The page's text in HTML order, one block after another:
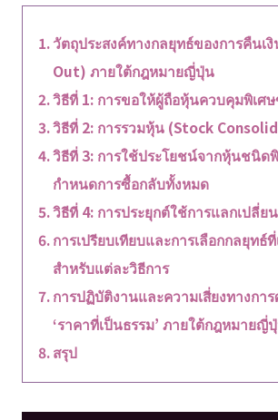
วัตถุประสงค์ทางกลยุทธ์ของการคืนเ
Out) ภายใต้กฎหมายญี่ปุ่น
วิธีที่ 1: การขอให้ผู้ถือหุ้นควบคุมพิเศ
วิธีที่ 2: การรวมหุ้น (Stock
วิธีที่ 3: การใช้ประโยชน์จากหุ้นชนิด
กำหนดการซื้อกลับทั้งหมด
วิธีที่ 4: การประยุกต์ใช้การแลกเปลี่ย
การเปรียบเทียบและการเลือกกลยุทธ์
สำหรับแต่ละวิธีการ
การปฏิบัติงานและความเสี่ยงทางกา
‘ราคาที่เป็นธรรม’ ภายใต้กฎหมายญี่
สรุป